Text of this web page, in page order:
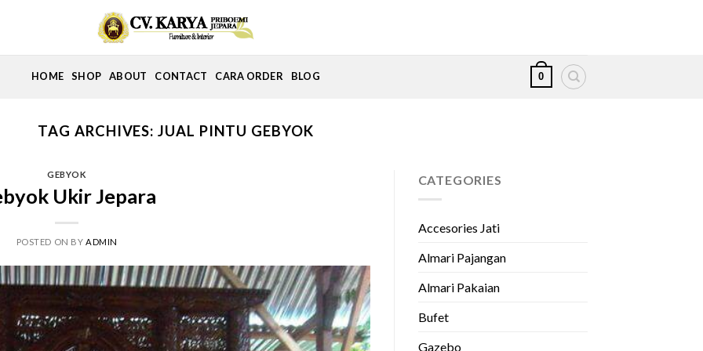
HOME SHOP ABOUT CONTACT CARA ORDER BLOG 0
TAG ARCHIVES:JUAL PINTU GEBYOK
GEBYOK
Ukir Jepara
POSTED ON BY ADMIN
CATEGORIES
Accesories Jati
Almari Pajangan
Almari Pakaian
Bufet
Gazebo